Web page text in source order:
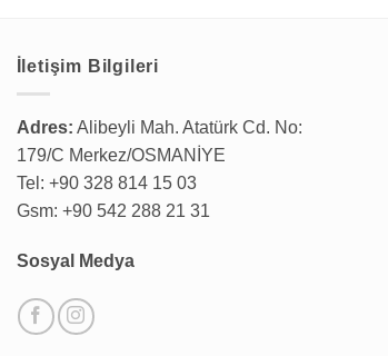
İletişim Bilgileri
Adres: Alibeyli Mah. Atatürk Cd. No:
179/C Merkez/OSMANİYE
Tel: +90 328 814 15 03
Gsm: +90 542 288 21 31
Sosyal Medya